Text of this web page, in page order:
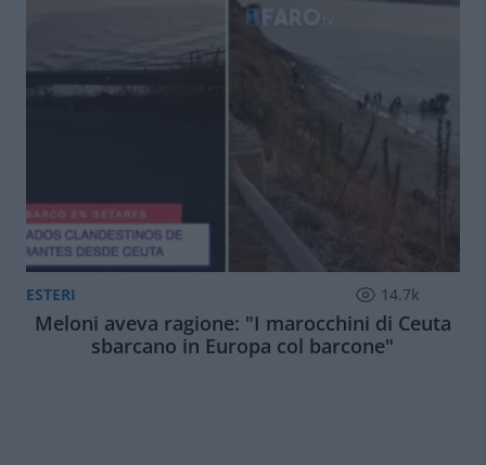
ESTERI 14.7k
Meloni aveva ragione: "I marocchini di Ceuta
sbarcano in Europa col barcone"